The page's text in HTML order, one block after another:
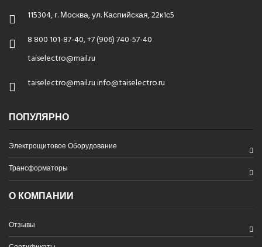
115304, г. Москва, ул. Каспийская, 22к1с5
8 800 101-87-40, +7 (906) 740-57-40
taiselectro@mail.ru
taiselectro@mail.ru info@taiselectro.ru
ПОПУЛЯРНО
Электрощитовое Оборудование
Трансформаторы
О КОМПАНИИ
Отзывы